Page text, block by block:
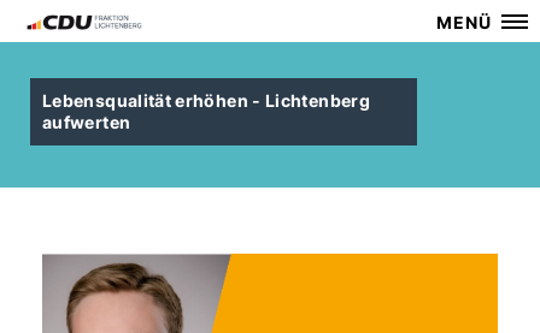
MENÜ
Lebensqualität erhöhen - Lichtenberg
aufwerten